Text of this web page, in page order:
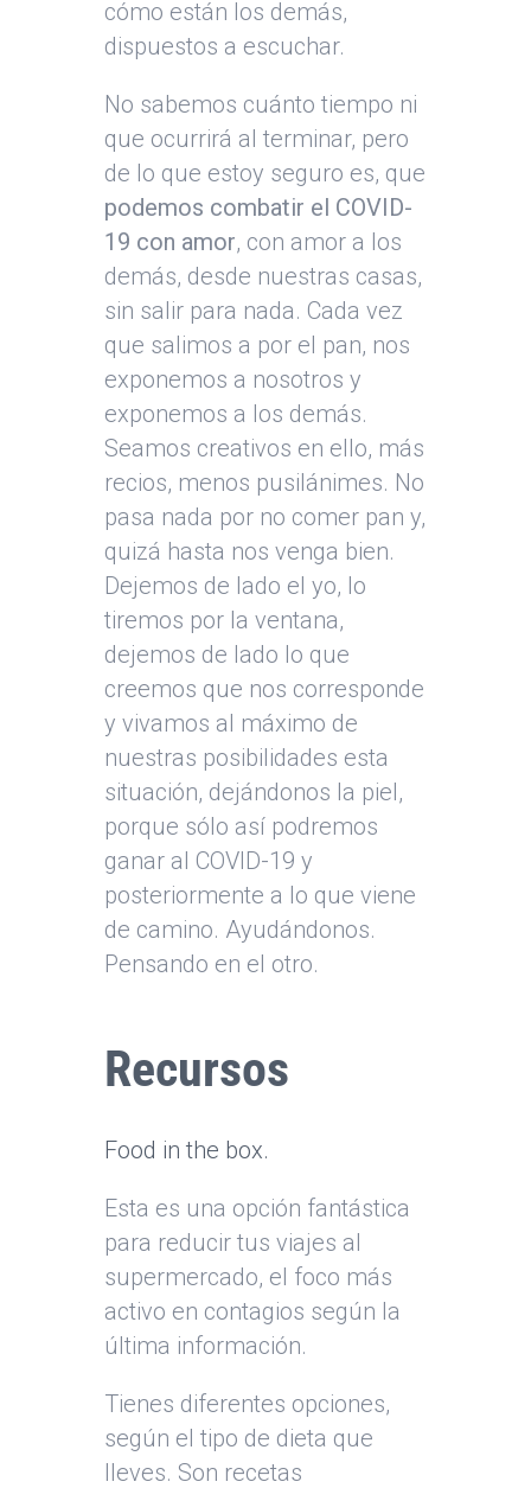
cómo están los demás,
dispuestos a escuchar.
No sabemos cuánto tiempo ni
que ocurrirá al terminar, pero
de lo que estoy seguro es, que
podemos combatir el COVID-
19 con amor, con amor a los
demás, desde nuestras casas,
sin salir para nada. Cada vez
que salimos a por el pan, nos
exponemos a nosotros y
exponemos a los demás.
Seamos creativos en ello, más
recios, menos pusilánimes. No
pasa nada por no comer pan y,
quizá hasta nos venga bien.
Dejemos de lado el yo, lo
tiremos por la ventana,
dejemos de lado lo que
creemos que nos corresponde
y vivamos al máximo de
nuestras posibilidades esta
situación, dejándonos la piel,
porque sólo así podremos
ganar al COVID-19 y
posteriormente a lo que viene
de camino. Ayudándonos.
Pensando en el otro.
Recursos
Food in the box.
Esta es una opción fantástica
para reducir tus viajes al
supermercado, el foco más
activo en contagios según la
última información.
Tienes diferentes opciones,
según el tipo de dieta que
lleves. Son recetas